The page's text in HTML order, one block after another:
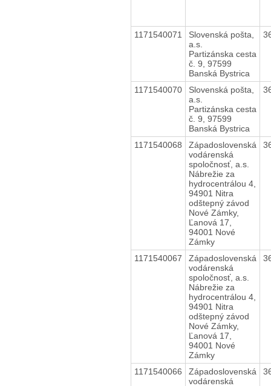
1171540071
Slovenská pošta,
a.s.
Partizánska cesta
č. 9, 97599
Banská Bystrica
1171540070
Slovenská pošta,
a.s.
Partizánska cesta
č. 9, 97599
Banská Bystrica
1171540068
Západoslovenská
vodárenská
spoločnosť, a.s.
Nábrežie za
hydrocentrálou 4,
94901 Nitra
odštepný závod
Nové Zámky,
Ľanová 17,
94001 Nové
Zámky
1171540067
Západoslovenská
vodárenská
spoločnosť, a.s.
Nábrežie za
hydrocentrálou 4,
94901 Nitra
odštepný závod
Nové Zámky,
Ľanová 17,
94001 Nové
Zámky
1171540066
Západoslovenská
vodárenská